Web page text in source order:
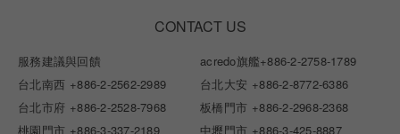
CONTACT US
服務建議與回饋 acredo旗艦+886-2-2758-1789
台北南西 +886-2-2562-2989 台北大安 +886-2-8772-6386
台北市府 +886-2-2528-7968 板橋門市 +886-2-2968-2368
桃園門市 +886-3-337-2189 中壢門市 +886-3-425-8887